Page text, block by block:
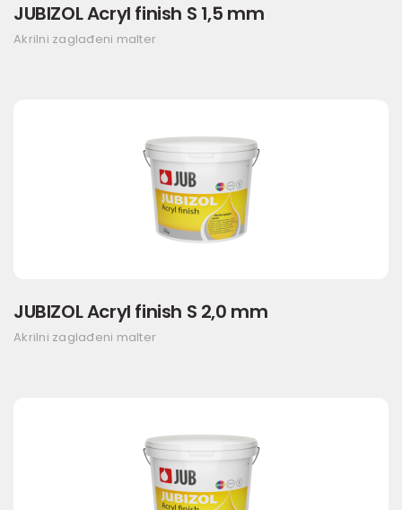
JUBIZOL Acryl finish S 1,5 mm
Akrilni zaglađeni malter
JUBIZOL Acryl finish S 2,0 mm
Akrilni zaglađeni malter